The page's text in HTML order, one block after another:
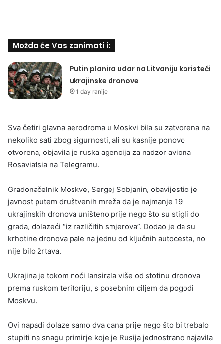
Možda će Vas zanimati i:
Putin planira udar na Litvaniju koristeći
ukrajinske dronove
1 day ranije
Sva četiri glavna aerodroma u Moskvi bila su zatvorena na
nekoliko sati zbog sigurnosti, ali su kasnije ponovo
otvorena, objavila je ruska agencija za nadzor aviona
Rosaviatsia na Telegramu.
Gradonačelnik Moskve, Sergej Sobjanin, obavijestio je
javnost putem društvenih mreža da je najmanje 19
ukrajinskih dronova uništeno prije nego što su stigli do
grada, dolazeći “iz različitih smjerova”. Dodao je da su
krhotine dronova pale na jednu od ključnih autocesta, no
nije bilo žrtava.
Ukrajina je tokom noći lansirala više od stotinu dronova
prema ruskom teritoriju, s posebnim ciljem da pogodi
Moskvu.
Ovi napadi dolaze samo dva dana prije nego što bi trebalo
stupiti na snagu primirje koje je Rusija jednostrano najavila